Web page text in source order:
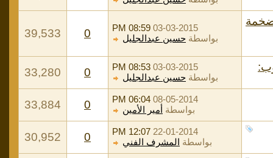
ضخمة
03-03-2015
08:59 PM
بواسطة حسين عبدالجليل 0
39,533
03-03-2015
08:53 PM
بواسطة حسين عبدالجليل 0
33,280
08-05-2014
06:04 PM
بواسطة أمير الأمين 0
33,884
22-01-2014
12:07 PM
بواسطة المشرف الفني 0
30,952